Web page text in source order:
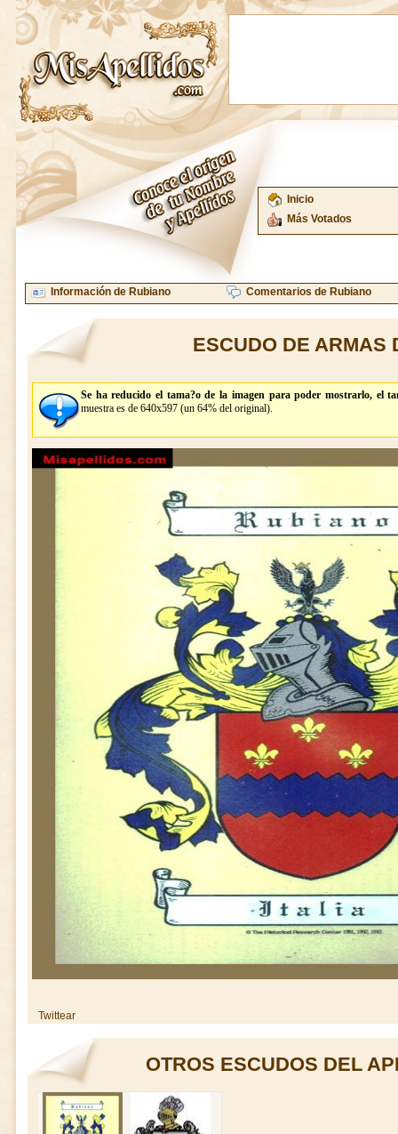
Inicio
Más Votados
Información de Rubiano Comentarios de Rubiano
ESCUDO DE ARMAS
Se ha reducido el tama?o de la imagen para poder mostrarlo, el
muestra es de 640x597 (un 64% del original).
Twittear
OTROS ESCUDOS DEL